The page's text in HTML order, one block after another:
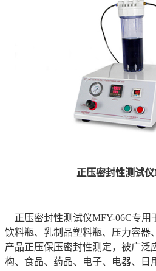
正压密封性测试
正压密封性测试仪MFY-06C专用
饮料瓶、乳制品塑料瓶、压力容器
产品正压保压密封性测定，被广泛
构、食品、药品、电子、电器、日